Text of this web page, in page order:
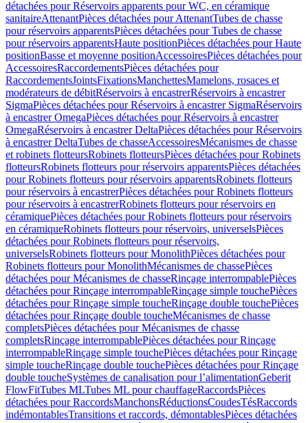
détachées pour Réservoirs apparents pour WC, en céramique
sanitaireAttenantPièces détachées pour AttenantTubes de chasse
pour réservoirs apparentsPièces détachées pour Tubes de chasse
pour réservoirs apparentsHaute positionPièces détachées pour Haute
positionBasse et moyenne positionAccessoiresPièces détachées pour
AccessoiresRaccordementsPièces détachées pour
RaccordementsJointsFixationsManchettesMamelons, rosaces et
modérateurs de débitRéservoirs à encastrerRéservoirs à encastrer
SigmaPièces détachées pour Réservoirs à encastrer SigmaRéservoirs
à encastrer OmegaPièces détachées pour Réservoirs à encastrer
OmegaRéservoirs à encastrer DeltaPièces détachées pour Réservoirs
à encastrer DeltaTubes de chasseAccessoiresMécanismes de chasse
et robinets flotteursRobinets flotteursPièces détachées pour Robinets
flotteursRobinets flotteurs pour réservoirs apparentsPièces détachées
pour Robinets flotteurs pour réservoirs apparentsRobinets flotteurs
pour réservoirs à encastrerPièces détachées pour Robinets flotteurs
pour réservoirs à encastrerRobinets flotteurs pour réservoirs en
céramiquePièces détachées pour Robinets flotteurs pour réservoirs
en céramiqueRobinets flotteurs pour réservoirs, universelsPièces
détachées pour Robinets flotteurs pour réservoirs,
universelsRobinets flotteurs pour MonolithPièces détachées pour
Robinets flotteurs pour MonolithMécanismes de chassePièces
détachées pour Mécanismes de chasseRinçage interrompablePièces
détachées pour Rinçage interrompableRinçage simple touchePièces
détachées pour Rinçage simple toucheRinçage double touchePièces
détachées pour Rinçage double toucheMécanismes de chasse
completsPièces détachées pour Mécanismes de chasse
completsRinçage interrompablePièces détachées pour Rinçage
interrompableRinçage simple touchePièces détachées pour Rinçage
simple toucheRinçage double touchePièces détachées pour Rinçage
double toucheSystèmes de canalisation pour l’alimentationGeberit
FlowFitTubes MLTubes ML pour chauffageRaccordsPièces
détachées pour RaccordsManchonsRéductionsCoudesTésRaccords
indémontablesTransitions et raccords, démontablesPièces détachées